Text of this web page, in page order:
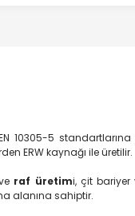
10305-5 standartlarına
ERW kaynağı ile üretilir.
raf üretimi, çit bariyer
alanına sahiptir.